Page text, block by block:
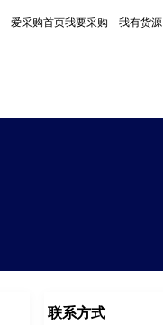
爱采购首页我要采购 我有货源
联系方式